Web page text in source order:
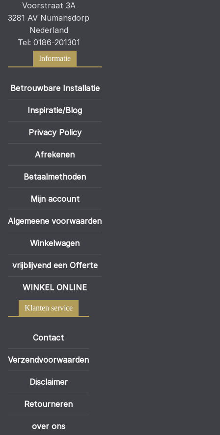
Voorstraat 3A
3281 AV Numansdorp
Nederland
Tel: 0186-201301
Informatie
Betrouwbare Installatie
Inspiratie/Blog
Privacy Policy
Afrekenen
Betaalmethoden
Mijn account
Algemeene voorwaarden
Winkelwagen
vrijblijvend een Offerte
WINKEL ONLINE
Klanten service
Contact
Verzendvoorwaarden
Disclaimer
Retourneren
over ons